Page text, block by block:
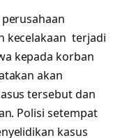
kecelakaan terjadi
kepada korban
akan
tersebut dan
Polisi setempat
kasus